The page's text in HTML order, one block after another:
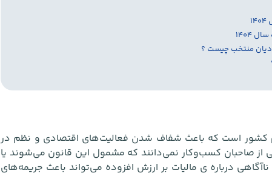
۱۴۰۴
منتخب چیست ؟
کشور است که باعث شفاف شدن فعالیت‌های اقتصادی و نظم در
از صاحبان کسب‌وکار نمی‌دانند که مشمول این قانون می‌شوند یا
درباره ی مالیات بر ارزش افزوده می‌تواند باعث جریمه‌های